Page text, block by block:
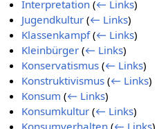
Interpretation (← Links)
Jugendkultur (← Links)
Klassenkampf (← Links)
Kleinbürger (← Links)
Konservatismus (← Links)
Konstruktivismus (← Links)
Konsum (← Links)
Konsumkultur (← Links)